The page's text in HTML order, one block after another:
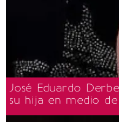
José Eduardo
su hija en medio